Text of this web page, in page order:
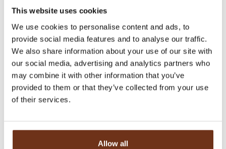
This website uses cookies
We use cookies to personalise content and ads, to
provide social media features and to analyse our traffic.
We also share information about your use of our site with
our social media, advertising and analytics partners who
may combine it with other information that you’ve
provided to them or that they’ve collected from your use
of their services.
Allow all
UNSERE JUBILÄUMS-KULINARIK
neuen Bar «1905» zu feiern! Mit unseren Jubiläumsmenus